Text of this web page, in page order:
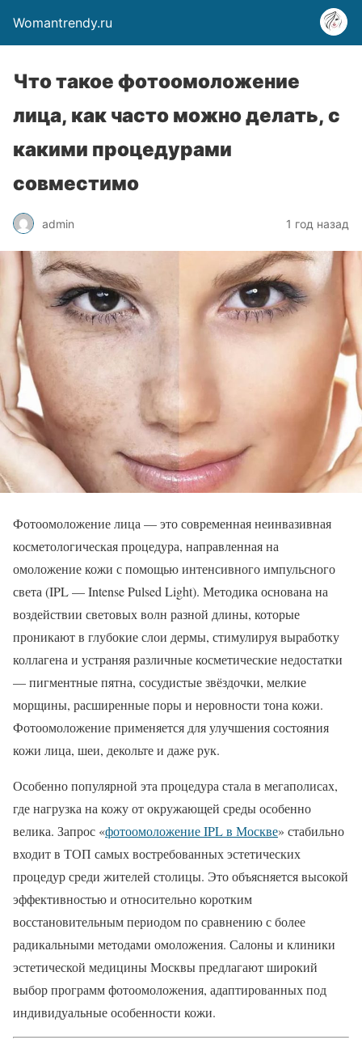
Womantrendy.ru
Что такое фотоомоложение
лица, как часто можно делать, с
какими процедурами
совместимо
admin 1 год назад
Фотоомоложение лица — это современная неинвазивная
косметологическая процедура, направленная на
омоложение кожи с помощью интенсивного импульсного
света (IPL — Intense Pulsed Light). Методика основана на
воздействии световых волн разной длины, которые
проникают в глубокие слои дермы, стимулируя выработку
коллагена и устраняя различные косметические недостатки
— пигментные пятна, сосудистые звёздочки, мелкие
морщины, расширенные поры и неровности тона кожи.
Фотоомоложение применяется для улучшения состояния
кожи лица, шеи, декольте и даже рук.
Особенно популярной эта процедура стала в мегаполисах,
где нагрузка на кожу от окружающей среды особенно
велика. Запрос «фотоомоложение IPL в Москве» стабильно
входит в ТОП самых востребованных эстетических
процедур среди жителей столицы. Это объясняется высокой
эффективностью и относительно коротким
восстановительным периодом по сравнению с более
радикальными методами омоложения. Салоны и клиники
эстетической медицины Москвы предлагают широкий
выбор программ фотоомоложения, адаптированных под
индивидуальные особенности кожи.